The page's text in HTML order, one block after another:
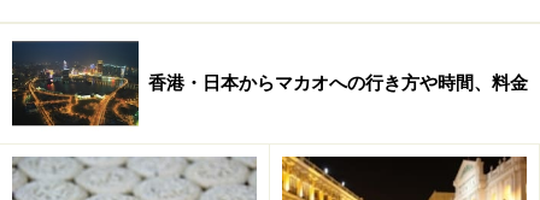
こちらの店では、ポルトガルでメジャーという自家製の
菓子パンやスイーツ、コーヒーが味わえると評判。目覚
香港・日本からマカオへの行き方や時間、料金